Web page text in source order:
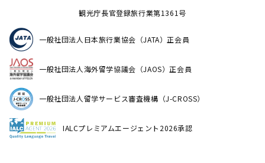
観光庁長官登録旅行業第1361号
一般社団法人日本旅行業協会（JATA）正会員
一般社団法人海外留学協議会（JAOS）正会員
一般社団法人留学サービス審査機構（J-CROSS）
IALCプレミアムエージェント2026承認